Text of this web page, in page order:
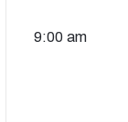
9:00 am